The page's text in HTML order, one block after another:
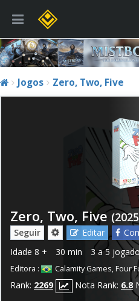
Jogos Zero, Two, Five
Zero, Two, Five
Seguir Editar
Idade 8 + 30 min 3 a 5
Editora : Calamity Games,Four
Rank: 2269 Nota Rank: 6.8